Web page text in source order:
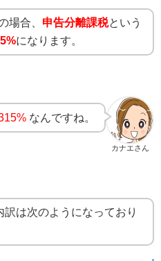
場合、 申告分離課税 という
になります。
カナエさん
なんですね。
訳は次のようになっており